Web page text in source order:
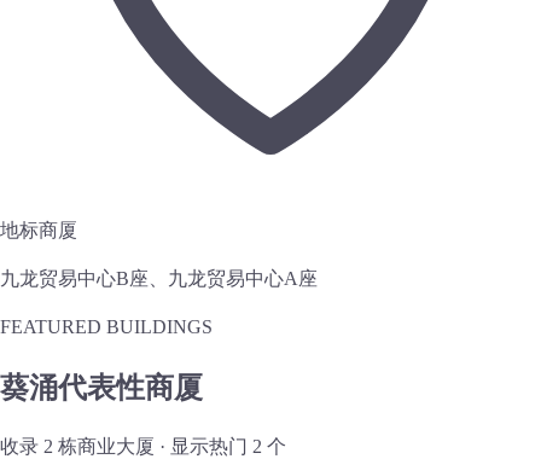
地标商厦
九龙贸易中心B座、九龙贸易中心A座
FEATURED BUILDINGS
葵涌代表性商厦
收录 2 栋商业大厦 · 显示热门 2 个